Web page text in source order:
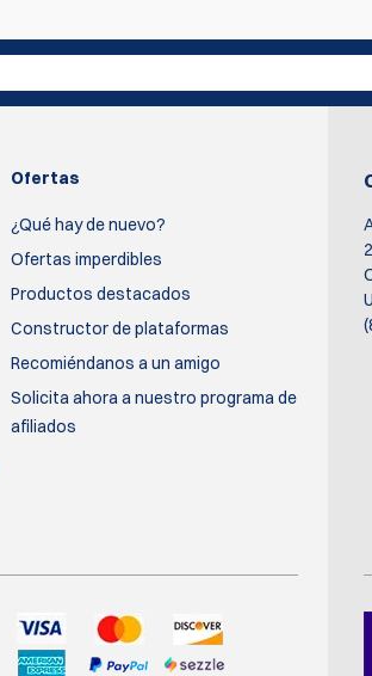
Ofertas
¿Qué hay de nuevo?
Ofertas imperdibles
Productos destacados
Constructor de plataformas
Recomiéndanos a un amigo
Solicita ahora a nuestro programa de
afiliados